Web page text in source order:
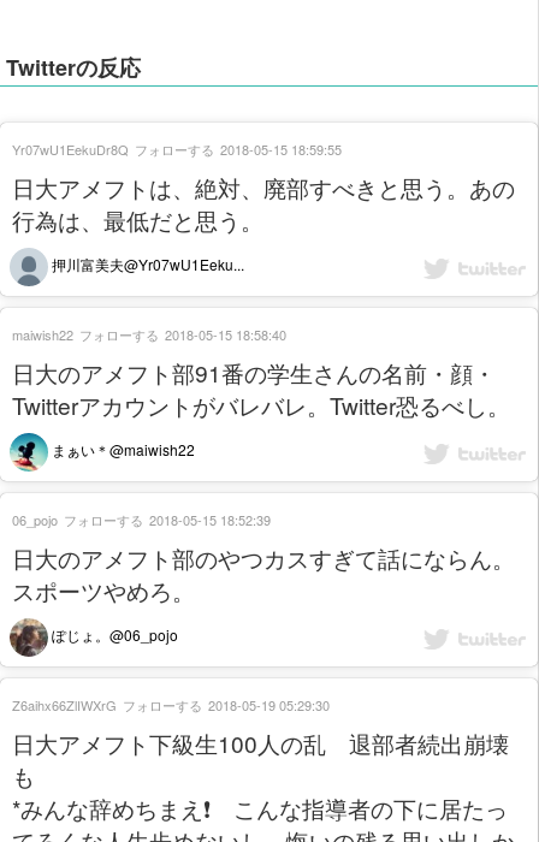
Twitterの反応
日大アメフトは、絶対、廃部すべきと思う。あの
行為は、最低だと思う。
押川富美夫@Yr07wU1Eeku...
Yr07wU1EekuDr8Q フォローする 2018-05-15 18:59:55
日大のアメフト部91番の学生さんの名前・顔・
Twitterアカウントがバレバレ。Twitter恐るべし。
まぁい＊@maiwish22
maiwish22 フォローする 2018-05-15 18:58:40
日大のアメフト部のやつカスすぎて話にならん。
スポーツやめろ。
ぽじょ。@06_pojo
06_pojo フォローする 2018-05-15 18:52:39
日大アメフト下級生100人の乱 退部者続出崩壊
も
*みんな辞めちまえ❗ こんな指導者の下に居たっ
Z6aihx66ZlIWXrG フォローする 2018-05-19 05:29:30